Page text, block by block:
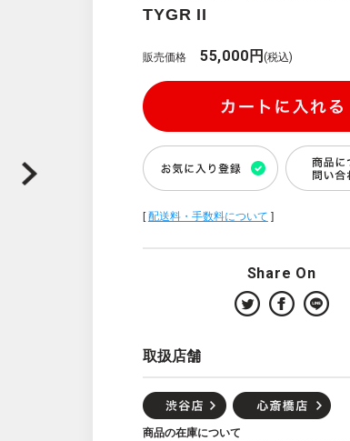
TYGR II
販売価格 55,000円(税込)
[配送料・手数料について ]
Share On
取扱店舗
商品の在庫について